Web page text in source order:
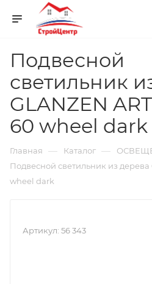
Подвесной
светильник
GLANZEN
60 wheel dark
Главная — Каталог —
Подвесной светильник из дерева
wheel dark
Артикул: 56 343